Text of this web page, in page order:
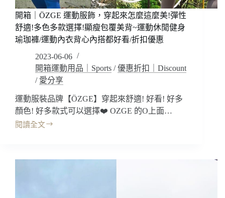
卡
~
運
動
珈
褲/
運
動
開箱｜ÖZGE 運動服飾，穿起來怎麼這麼美!彈性
舒適!多色多款選擇!顯瘦包覆美背~運動休閒健身
瑜珈褲/運動內衣背心內搭都好看/折扣優惠
2023-06-06
開箱運動用品｜Sports /優惠折扣｜Discount
/ 愛分享
運動服裝品牌【ÖZGE】穿起來舒適! 好看! 好多
顏色! 好多款式可以選擇❤️ OZGE 的O上面…
閱讀全文
開
ÖZGE